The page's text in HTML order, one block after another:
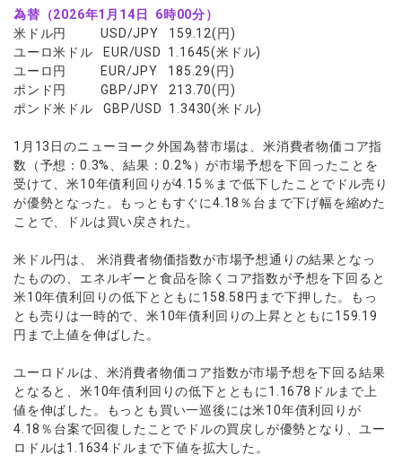
現物株式
ETF
株式CFD
株価指数CFD
エネルギーCFD
貴金属CFD
ソフトコモディティCFD
NEW
バトルCFD
ゼロカットとロスカット
スワップとロールオーバー
入出金方法
レバレッジ
NEW
約定率
取引時間
取引計算シミュレーター
注文執行ポリシー
経済指標・予測カレンダー
口座タイプ
法人のお客様
ゼロ口座
NEW
デモ口座
口座開設フォーム
必要書類
開設方法
プラットフォーム
MT5
MT4
cTrader
AXIORYポータル
ツール
MT4/MT5 ヒストリカルデータ
EA(エキスパートアドバイザー)
カスタムインジケーター
ストライク インジケータ
MQLシグナル
NEW
通貨インデックス
パートナー
パートナーシップ・プログラム
イントロデュース・パートナープログラム（IP）
ニュース
ニュースリリース
マーケットニュース
コーポレートニュース
キャンペーン
会社概要
会社概要
役員紹介
お問合せ
日本語
عربى
English
Русский
Español
ไทย
Tiếng Việt
口座開設する
法人のお客様は こちら
為替（2026年1月14日 6時00分）
米ドル円 USD/JPY 159.12(円)
ユーロ米ドル EUR/USD 1.1645(米ドル)
ユーロ円 EUR/JPY 185.29(円)
ポンド円 GBP/JPY 213.70(円)
ポンド米ドル GBP/USD 1.3430(米ドル)
1月13日のニューヨーク外国為替市場は、米消費者物価コア指
数（予想：0.3%、結果：0.2%）が市場予想を下回ったことを
受けて、米10年債利回りが4.15％まで低下したことでドル売り
が優勢となった。もっともすぐに4.18％台まで下げ幅を縮めた
ことで、ドルは買い戻された。
米ドル円は、 米消費者物価指数が市場予想通りの結果となっ
たものの、エネルギーと食品を除くコア指数が予想を下回ると
米10年債利回りの低下とともに158.58円まで下押した。もっ
とも売りは一時的で、米10年債利回りの上昇とともに159.19
円まで上値を伸ばした。
ユーロドルは、米消費者物価コア指数が市場予想を下回る結果
となると、米10年債利回りの低下とともに1.1678ドルまで上
値を伸ばした。もっとも買い一巡後には米10年債利回りが
4.18％台案で回復したことでドルの買戻しが優勢となり、ユー
ロドルは1.1634ドルまで下値を拡大した。